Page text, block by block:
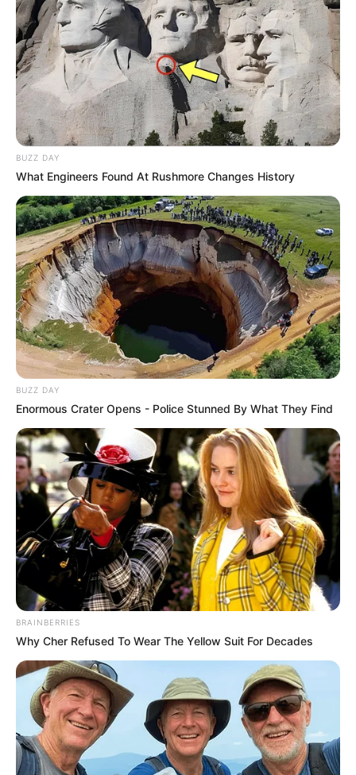
BUZZ DAY
What Engineers Found At Rushmore Changes History
BUZZ DAY
Enormous Crater Opens - Police Stunned By What They Find
BRAINBERRIES
Why Cher Refused To Wear The Yellow Suit For Decades